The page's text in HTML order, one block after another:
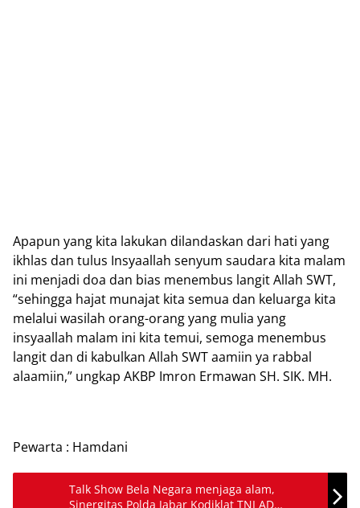
Apapun yang kita lakukan dilandaskan dari hati yang
ikhlas dan tulus Insyaallah senyum saudara kita malam
ini menjadi doa dan bias menembus langit Allah SWT,
“sehingga hajat munajat kita semua dan keluarga kita
melalui wasilah orang-orang yang mulia yang
insyaallah malam ini kita temui, semoga menembus
langit dan di kabulkan Allah SWT aamiin ya rabbal
alaamiin,” ungkap AKBP Imron Ermawan SH. SIK. MH.
Pewarta : Hamdani
Talk Show Bela Negara menjaga alam,
Sinergitas Polda Jabar Kodiklat TNI AD